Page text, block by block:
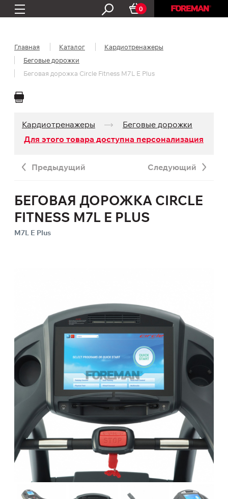
0
Главная Каталог
Кардио­тренажеры
Беговые дорожки
Беговая дорожка Circle Fitness M7L E Plus
Кардио­тренажеры
Беговые дорожки
Для этого товара доступна персонализация
Предыдущий Следующий
БЕГОВАЯ ДОРОЖКА CIRCLE
FITNESS M7L E PLUS
M7L E Plus